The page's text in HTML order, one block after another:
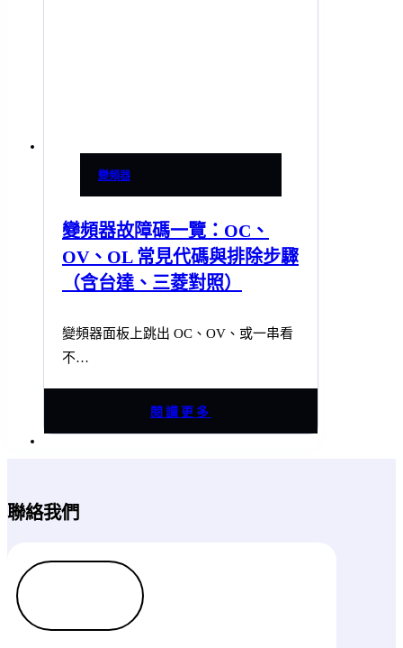
變頻器
變頻器故障碼一覽：OC、
OV、OL 常見代碼與排除步驟
（含台達、三菱對照）
變頻器面板上跳出 OC、OV、或一串看
不…
閱讀更多
聯絡我們